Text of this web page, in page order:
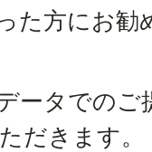
た方にお勧
ータでのご
だきます。